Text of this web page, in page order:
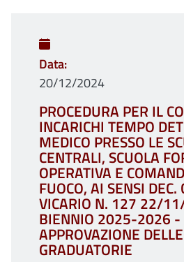
Data
20/12/2024
PROCEDURA PER IL
INCARICHI TEMPO
MEDICO PRESSO LE
CENTRALI, SCUOLA
OPERATIVA E
FUOCO, AI SENSI DEC.
VICARIO N. 127 22/
BIENNIO 2025-2026 -
APPROVAZIONE DELLE
GRADUATORIE